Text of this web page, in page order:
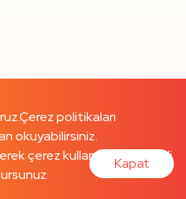
Çerez politikaları
okuyabilirsiniz.
çerez kullanımımızı ve ilgili
Kapat